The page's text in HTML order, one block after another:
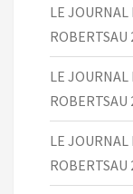
LE JOURNAL
LE JOURNAL
ROBERTSAU
LE JOURNAL
ROBERTSAU